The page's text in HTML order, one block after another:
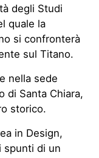
degli Studi
quale la
si confronterà
sul Titano.
nella sede
di Santa Chiara,
storico.
in Design,
spunti di un